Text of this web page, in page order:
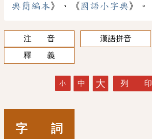
典簡編本》、《 國語小字典》。
注 音
漢語拼音
釋 義
小 中 大 列 印
字 詞